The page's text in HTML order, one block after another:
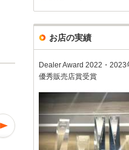
以前も此方のお店で
る提案及びご対応を
お店の実績
Dealer Award 2022・2023
優秀販売店賞受賞